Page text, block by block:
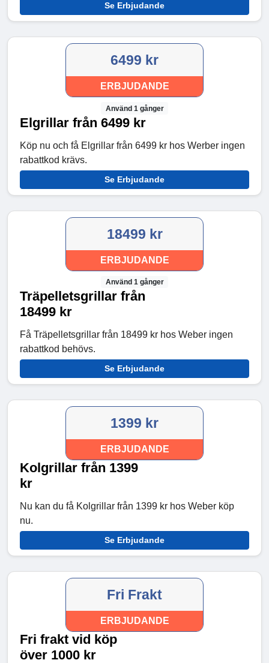
Se Erbjudande
6499 kr
ERBJUDANDE
Använd 1 gånger
Elgrillar från 6499 kr
Köp nu och få Elgrillar från 6499 kr hos Werber ingen
rabattkod krävs.
Se Erbjudande
18499 kr
ERBJUDANDE
Använd 1 gånger
Träpelletsgrillar från
18499 kr
Få Träpelletsgrillar från 18499 kr hos Weber ingen
rabattkod behövs.
Se Erbjudande
1399 kr
ERBJUDANDE
Kolgrillar från 1399
kr
Nu kan du få Kolgrillar från 1399 kr hos Weber köp
nu.
Se Erbjudande
Fri Frakt
ERBJUDANDE
Fri frakt vid köp
över 1000 kr